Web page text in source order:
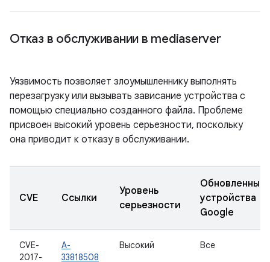
Отказ в обслуживании в mediaserver
Уязвимость позволяет злоумышленнику выполнять
перезагрузку или вызывать зависание устройства с
помощью специально созданного файла. Проблеме
присвоен высокий уровень серьезности, поскольку
она приводит к отказу в обслуживании.
CVE Ссылки
Уровень
серьезности
Обновленные
устройства
Google
CVE-
2017-
A-
33818508
Высокий Все